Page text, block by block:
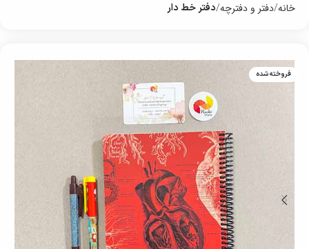
خانه دفتر و دفترچه دفتر خط دار
فروخته شده